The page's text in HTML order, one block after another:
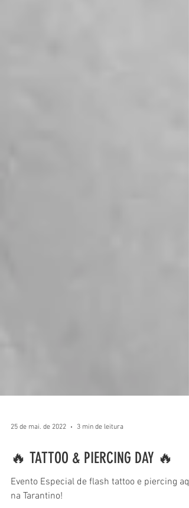
25 de mai. de 2022 3 min de leitura
🔥 TATTOO & PIERCING DAY 🔥